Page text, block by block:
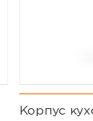
Корпус